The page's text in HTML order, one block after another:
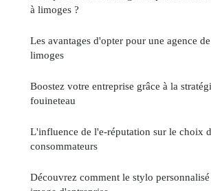
à limoges ?
Les avantages d'opter pour une agence
limoges
Boostez votre entreprise grâce à la
fouineteau
L'influence de l'e-réputation sur le choix
consommateurs
Découvrez comment le stylo